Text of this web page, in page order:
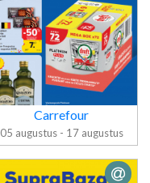
Carrefour
05 augustus - 17 augustus